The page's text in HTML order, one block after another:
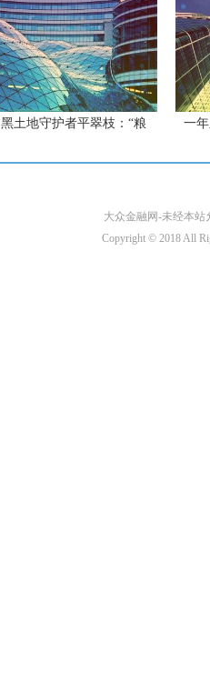
黑土地守护者平翠枝：“粮 一
大众金融网-未经本站
Copyright © 2018 All